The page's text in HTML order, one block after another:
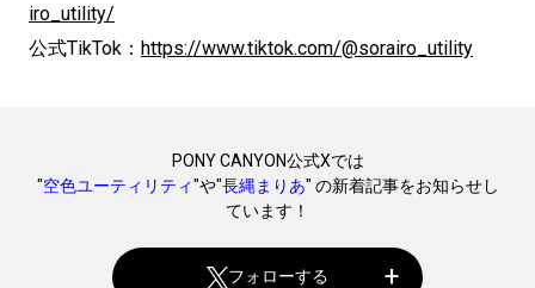
iro_utility/
公式TikTok： https://www.tiktok.com/@sorairo_utility
PONY CANYON公式Xでは
"空色ユーティリティ"や"長縄まりあ" の新着記事をお知らせし
ています！
フォローする